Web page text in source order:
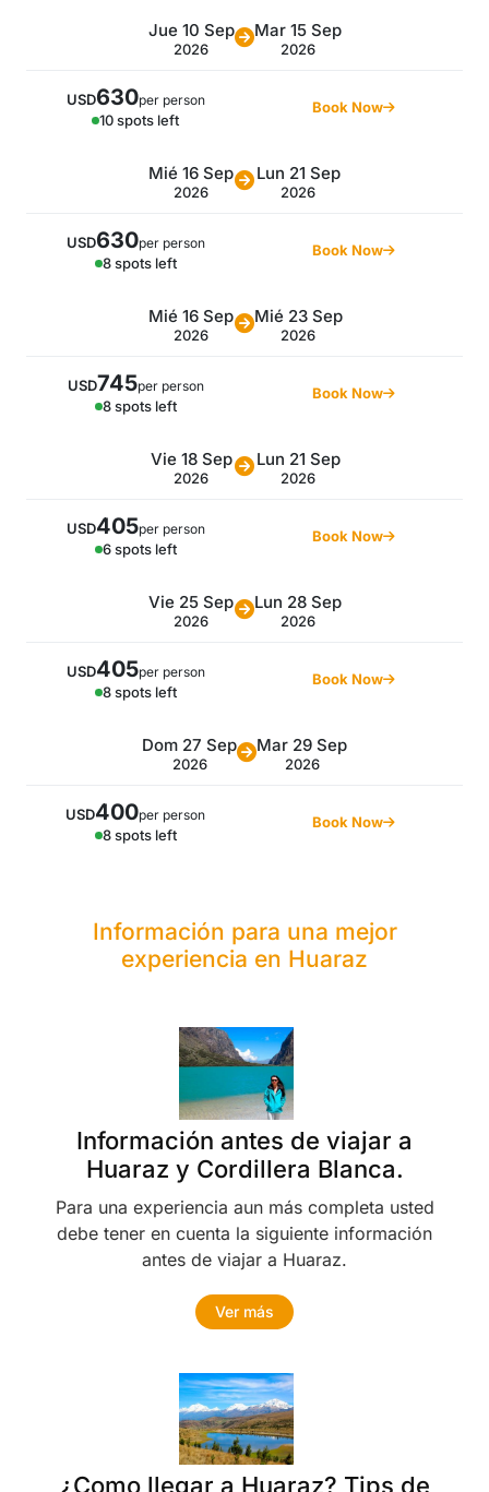
Jue 10 Sep
2026
Mar 15 Sep
2026
USD630per person
10 spots left
Book Now
Mié 16 Sep
2026
Lun 21 Sep
2026
USD630per person
8 spots left
Book Now
Mié 16 Sep
2026
Mié 23 Sep
2026
USD745per person
8 spots left
Book Now
Vie 18 Sep
2026
Lun 21 Sep
2026
USD405per person
6 spots left
Book Now
Vie 25 Sep
2026
Lun 28 Sep
2026
USD405per person
8 spots left
Book Now
Dom 27 Sep
2026
Mar 29 Sep
2026
USD400per person
8 spots left
Book Now
Información para una mejor
experiencia en Huaraz
Información antes de viajar a
Huaraz y Cordillera Blanca.
Para una experiencia aun más completa usted
debe tener en cuenta la siguiente información
antes de viajar a Huaraz.
Ver más
¿Como llegar a Huaraz? Tips de